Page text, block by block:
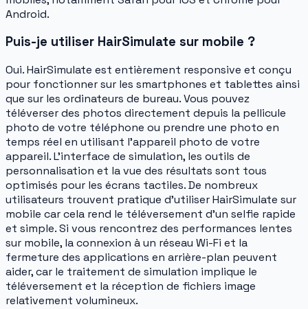
Android.
Puis-je utiliser HairSimulate sur mobile ?
Oui. HairSimulate est entièrement responsive et conçu
pour fonctionner sur les smartphones et tablettes ainsi
que sur les ordinateurs de bureau. Vous pouvez
téléverser des photos directement depuis la pellicule
photo de votre téléphone ou prendre une photo en
temps réel en utilisant l'appareil photo de votre
appareil. L'interface de simulation, les outils de
personnalisation et la vue des résultats sont tous
optimisés pour les écrans tactiles. De nombreux
utilisateurs trouvent pratique d'utiliser HairSimulate sur
mobile car cela rend le téléversement d'un selfie rapide
et simple. Si vous rencontrez des performances lentes
sur mobile, la connexion à un réseau Wi-Fi et la
fermeture des applications en arrière-plan peuvent
aider, car le traitement de simulation implique le
téléversement et la réception de fichiers image
relativement volumineux.